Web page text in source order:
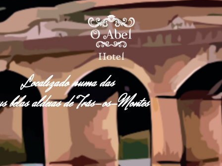
Localizado numa das
belas aldeias de Trás-os-Montes